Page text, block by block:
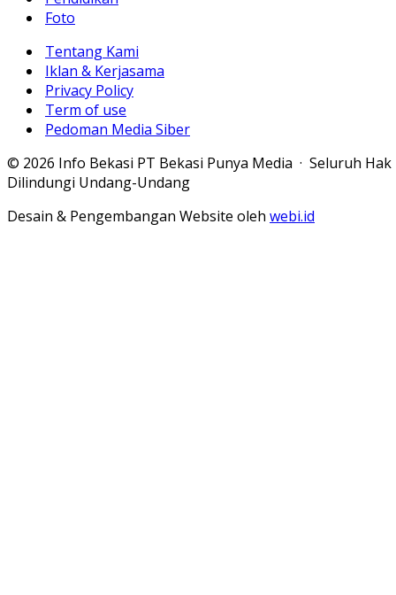
Foto
Tentang Kami
Iklan & Kerjasama
Privacy Policy
Term of use
Pedoman Media Siber
© 2026 Info Bekasi PT Bekasi Punya Media · Seluruh Hak
Dilindungi Undang-Undang
Desain & Pengembangan Website oleh webi.id